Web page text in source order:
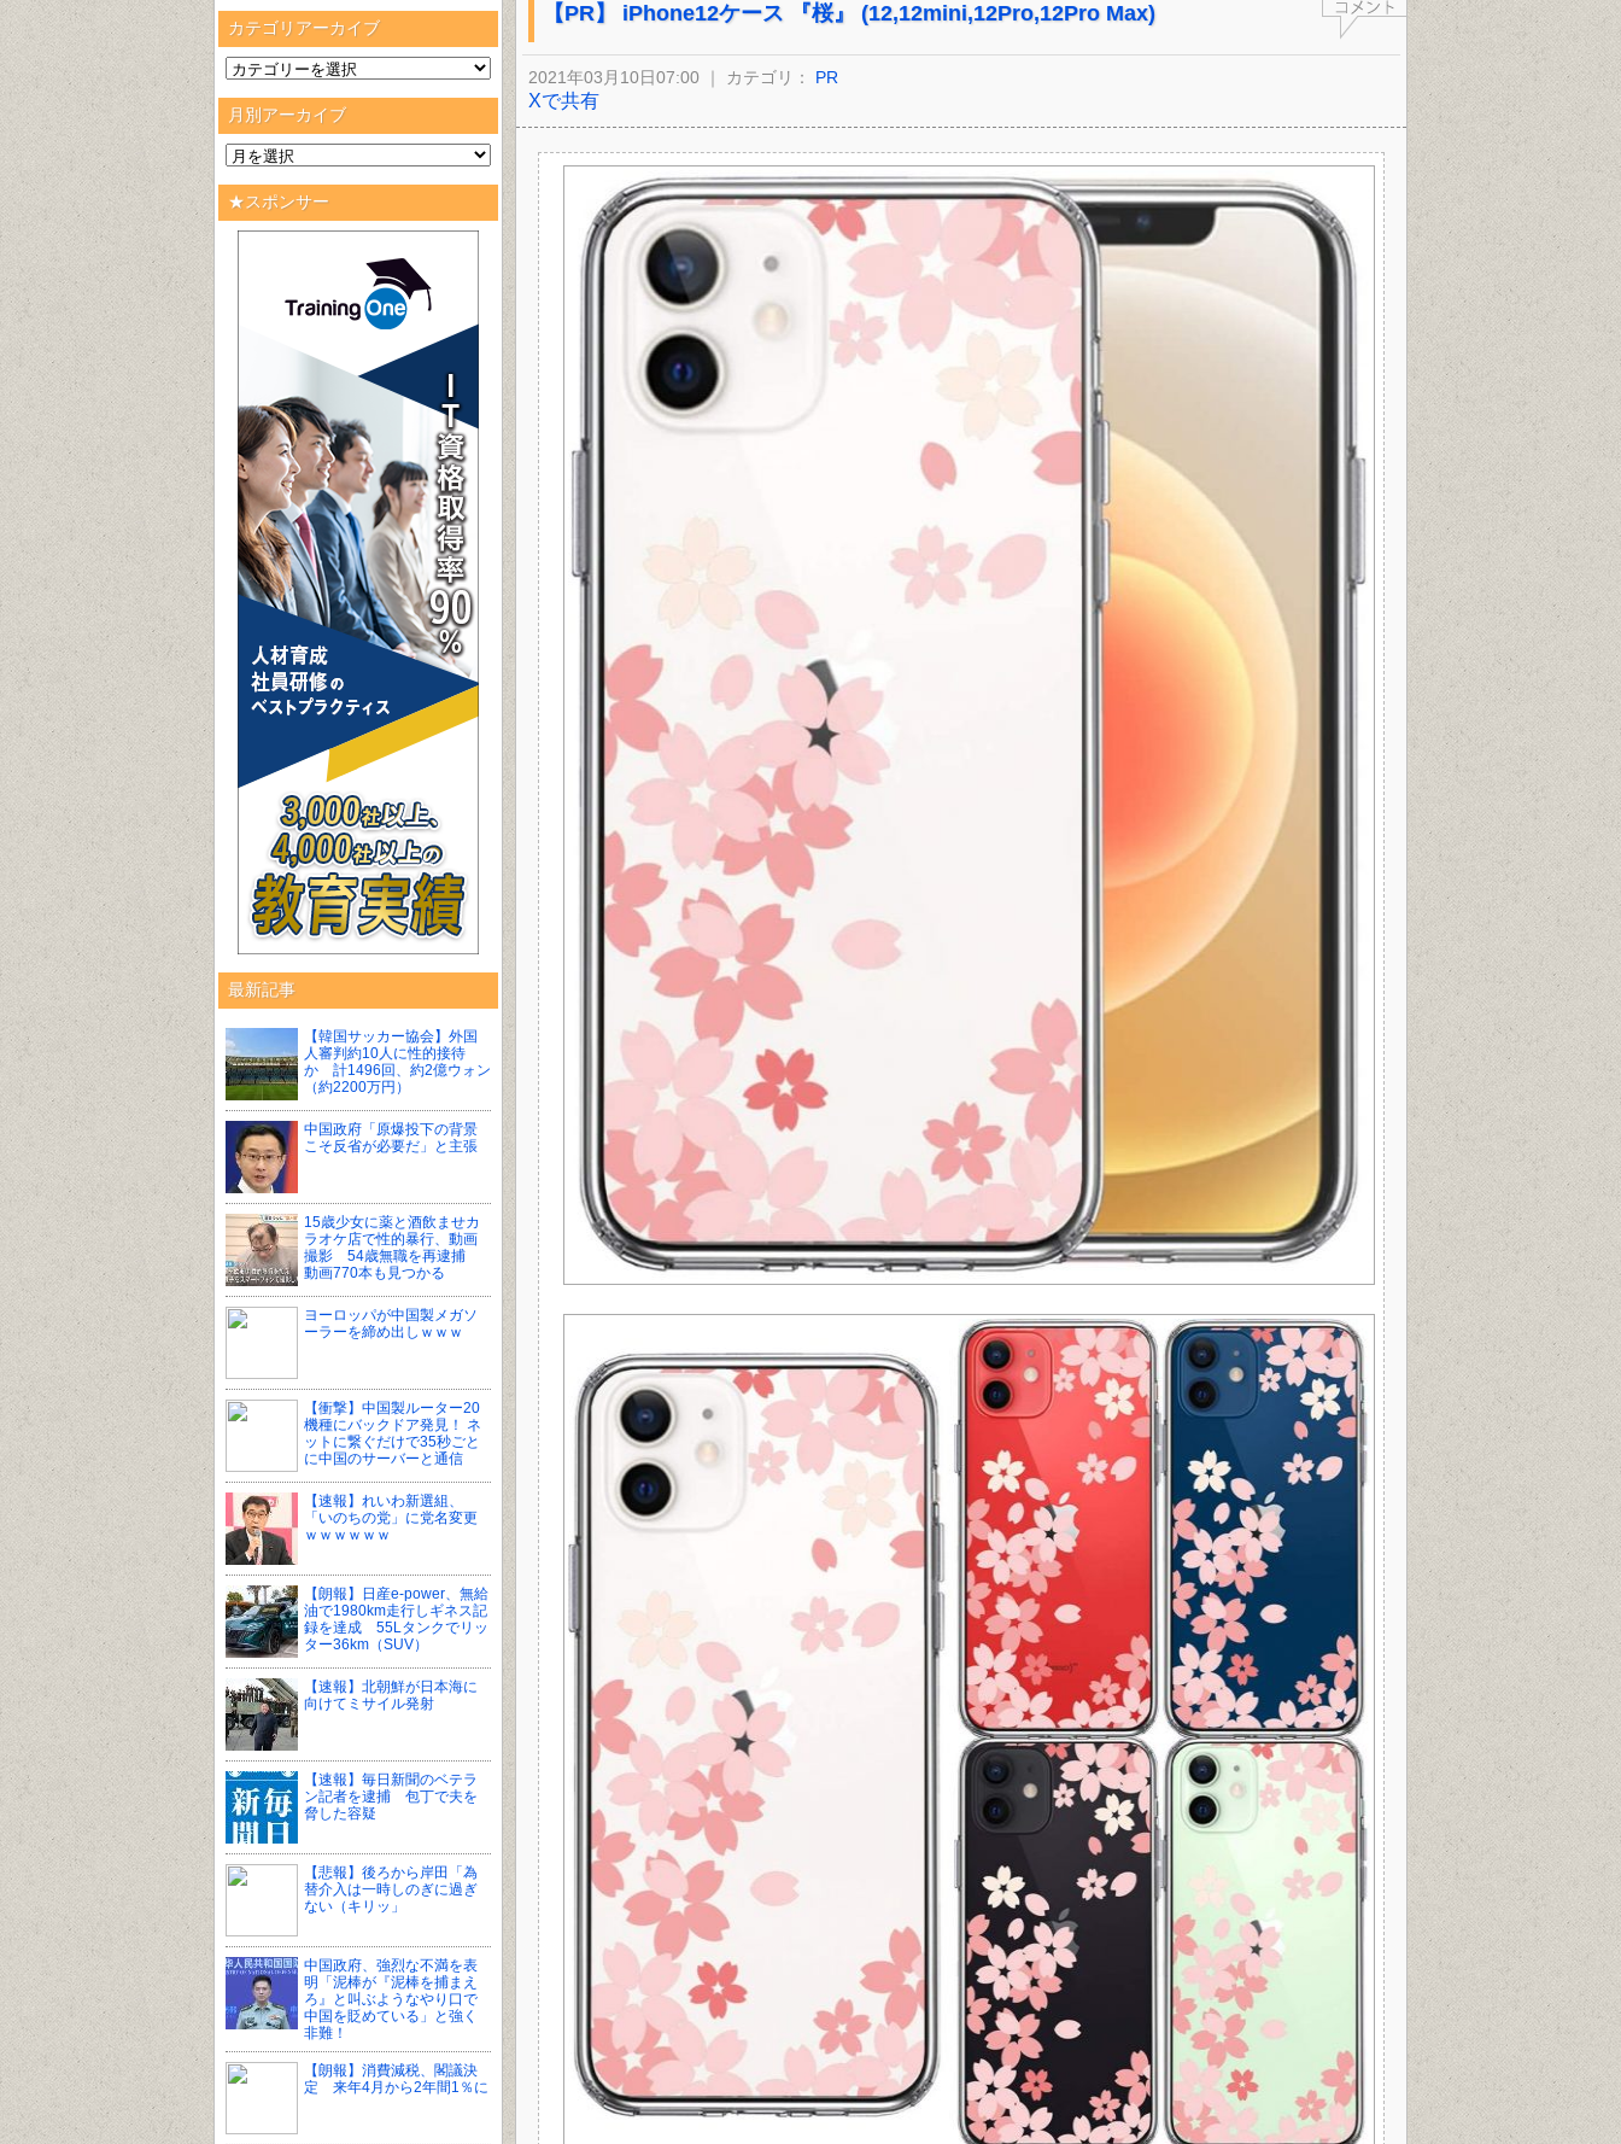
カテゴリアーカイブ
月別アーカイブ
★スポンサー
最新記事
【韓国サッカー協会】外国
人審判約10人に性的接待
か 計1496回、約2億ウォン
（約2200万円）
中国政府「原爆投下の背景
こそ反省が必要だ」と主張
15歳少女に薬と酒飲ませカ
ラオケ店で性的暴行、動画
撮影 54歳無職を再逮捕
動画770本も見つかる
ヨーロッパが中国製メガソ
ーラーを締め出しｗｗｗ
【衝撃】中国製ルーター20
機種にバックドア発見！ ネ
ットに繋ぐだけで35秒ごと
に中国のサーバーと通信
【速報】れいわ新選組、
「いのちの党」に党名変更
ｗｗｗｗｗｗ
【朗報】日産e-power、無給
油で1980km走行しギネス記
録を達成 55Lタンクでリッ
ター36km（SUV）
【速報】北朝鮮が日本海に
向けてミサイル発射
【速報】毎日新聞のベテラ
ン記者を逮捕 包丁で夫を
脅した容疑
【悲報】後ろから岸田「為
替介入は一時しのぎに過ぎ
ない（キリッ」
中国政府、強烈な不満を表
明「泥棒が『泥棒を捕まえ
ろ』と叫ぶようなやり口で
中国を貶めている」と強く
非難！
【朗報】消費減税、閣議決
定 来年4月から2年間1％に
【PR】 iPhone12ケース 『桜』 (12,12mini,12Pro,12Pro Max)
2021年03月10日07:00 ｜ カテゴリ： PR
Xで共有